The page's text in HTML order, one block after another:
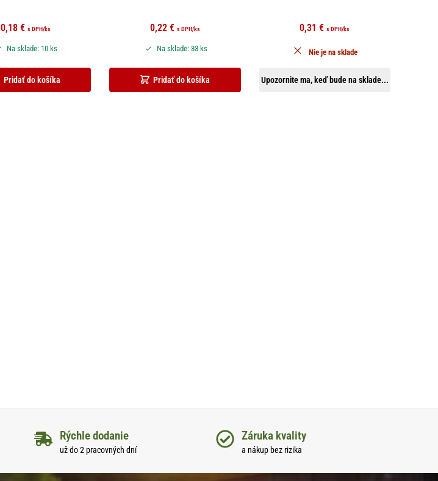
0,18 € s DPH/ks
Pridať do košíka
Na sklade: 10 ks
0,22 € s DPH/ks
Pridať do košíka
Na sklade: 33 ks
0,31€ s DPH/ks
Upozornite ma, keď bude na sklade...
Nie je na sklade
Rýchle dodanie
už do 2 pracovných dní
Záruka kvality
a nákup bez rizika